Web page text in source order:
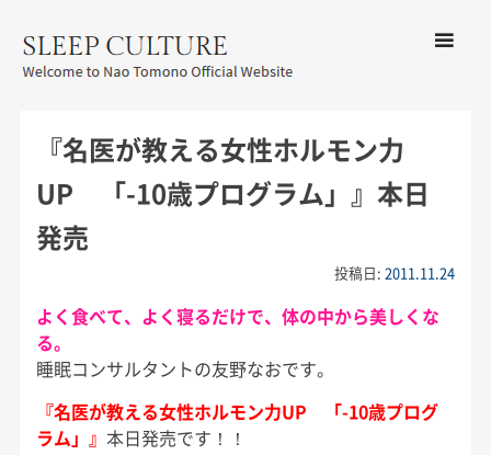
CULTURE
ツへ移動
『名医が教える女性ホルモン力
UP 「-10歳プログラム」』本日
発売
投稿日:2011.11.24
よく食べて、よく寝るだけで、体の中から美しくな
る。
睡眠コンサルタントの友野なおです。
『名医が教える女性ホルモン力UP 「-10歳プログ
ラム」』 本日発売です！！